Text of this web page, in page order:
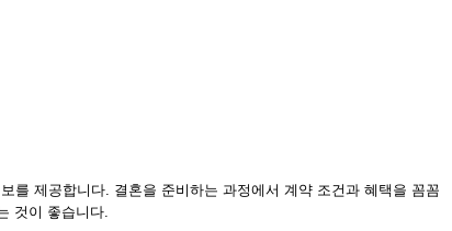
를 제공합니다. 결혼을 준비하는 과정에서 계약 조건과 혜택을 꼼꼼
것이 좋습니다.